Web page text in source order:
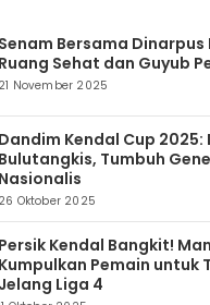
Senam Bersama Dinarpus
Ruang Sehat dan Guyub
21 November 2025
Dandim Kendal Cup
Bulutangkis, Tumbuh
Nasionalis
26 Oktober 2025
Persik Kendal Bangkit!
Kumpulkan Pemain untuk
Jelang Liga 4